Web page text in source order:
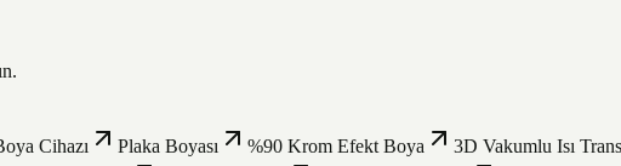
Cihazı Plaka Boyası %90 Krom Efekt Boya 3D Vakumlu Isı